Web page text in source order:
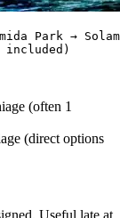
Park →
(often 1
(direct options
Useful late at